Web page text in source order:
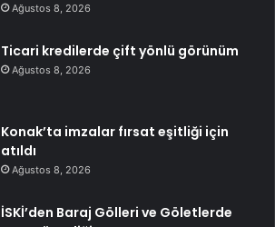
Ağustos 8, 2026
Ticari kredilerde çift yönlü görünüm
Ağustos 8, 2026
Konak’ta imzalar fırsat eşitliği için
atıldı
Ağustos 8, 2026
İSKİ’den Baraj Gölleri ve Göletlerde